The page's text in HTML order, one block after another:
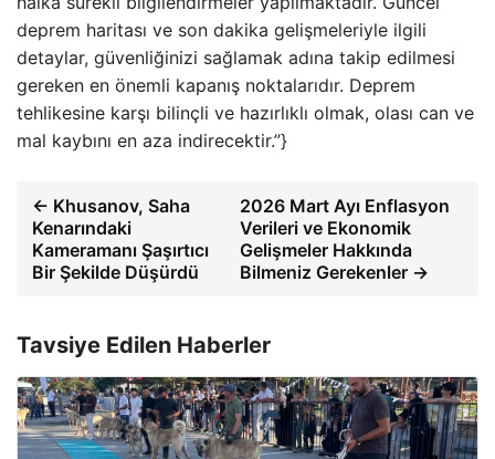
deprem haritası ve son dakika gelişmeleriyle ilgili
detaylar, güvenliğinizi sağlamak adına takip edilmesi
gereken en önemli kapanış noktalarıdır. Deprem
tehlikesine karşı bilinçli ve hazırlıklı olmak, olası can ve
mal kaybını en aza indirecektir.”}
← Khusanov, Saha
Kenarındaki
Kameramanı Şaşırtıcı
Bir Şekilde Düşürdü
2026 Mart Ayı Enflasyon
Verileri ve Ekonomik
Gelişmeler Hakkında
Bilmeniz Gerekenler →
Tavsiye Edilen Haberler